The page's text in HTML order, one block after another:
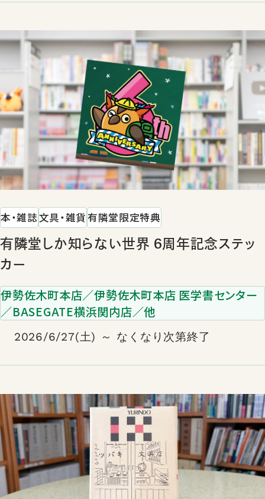
本・雑誌文具・雑貨有隣堂限定特典
有隣堂しか知らない世界 6周年記念ステッ
カー
伊勢佐木町本店／伊勢佐木町本店 医学書センター
／BASEGATE横浜関内店／他
2026/6/27(土) ～ なくなり次第終了